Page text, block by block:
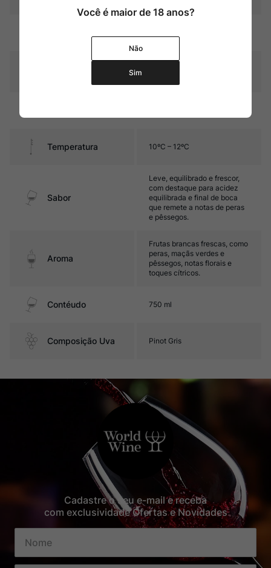
esverdeados
Graduação Alcóoli
Temperatura 10ºC – 12ºC
Sabor
Leve, equilibrado e frescor,
com destaque para acidez
equilibrada e final de boca
que remete a notas de peras
e pêssegos.
Aroma
Frutas brancas frescas, como
peras, maçãs verdes e
pêssegos, notas florais e
toques cítricos.
Contéudo 750 ml
Composição Uva Pinot Gris
Cadastre o seu e-mail e receba
com exclusividade Ofertas e Novidades
Você é maior de 18 anos?
Não
Sim